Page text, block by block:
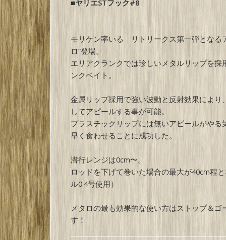
■ヤリエSTフック#8
モリケン率いる リトリークス第一弾となる
ロ”登場。
エリアクランクでは珍しいメタルリップを採
ンクベイト。
金属リップ採用で強い波動と反射効果により
してアピールする事が可能。
プラスチックリップには無いアピールがやる
早く食わせることに成功した。
潜行レンジは0cm〜。
ロッドを下げて巻いた場合の最大が40cm程
ル0.4号使用）
メタロの最も効果的な使い方はストップ＆ゴ
す！